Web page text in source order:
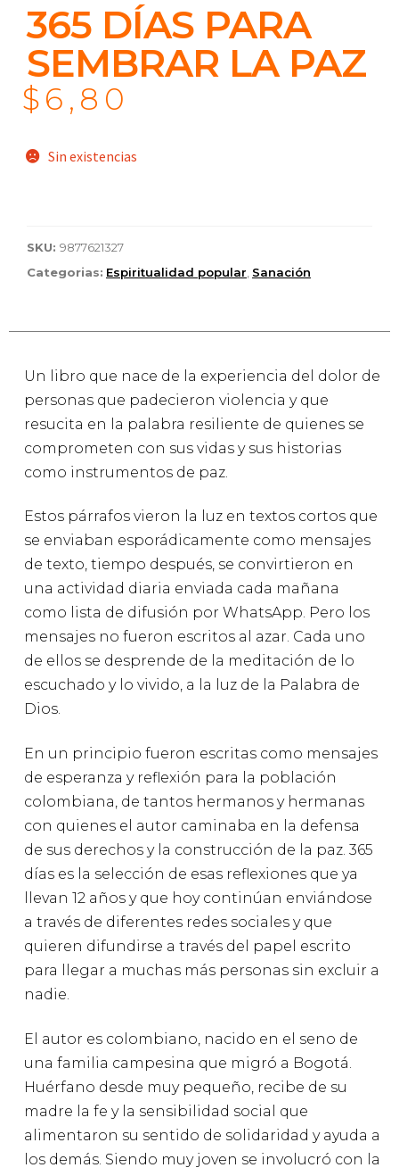
365 DÍAS PARA
SEMBRAR LA PAZ
$6,80
Sin existencias
SKU: 9877621327
Categorias: Espiritualidad popular, Sanación
Un libro que nace de la experiencia del dolor de
personas que padecieron violencia y que
resucita en la palabra resiliente de quienes se
comprometen con sus vidas y sus historias
como instrumentos de paz.
Estos párrafos vieron la luz en textos cortos que
se enviaban esporádicamente como mensajes
de texto, tiempo después, se convirtieron en
una actividad diaria enviada cada mañana
como lista de difusión por WhatsApp. Pero los
mensajes no fueron escritos al azar. Cada uno
de ellos se desprende de la meditación de lo
escuchado y lo vivido, a la luz de la Palabra de
Dios.
En un principio fueron escritas como mensajes
de esperanza y reflexión para la población
colombiana, de tantos hermanos y hermanas
con quienes el autor caminaba en la defensa
de sus derechos y la construcción de la paz. 365
días es la selección de esas reflexiones que ya
llevan 12 años y que hoy continúan enviándose
a través de diferentes redes sociales y que
quieren difundirse a través del papel escrito
para llegar a muchas más personas sin excluir a
nadie.
El autor es colombiano, nacido en el seno de
una familia campesina que migró a Bogotá.
Huérfano desde muy pequeño, recibe de su
madre la fe y la sensibilidad social que
alimentaron su sentido de solidaridad y ayuda a
los demás. Siendo muy joven se involucró con la